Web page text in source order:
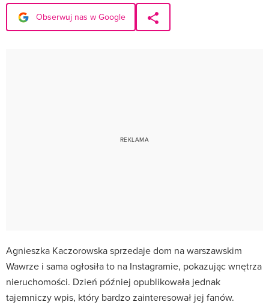
Obserwuj nas w Google
Agnieszka Kaczorowska sprzedaje dom na warszawskim
Wawrze i sama ogłosiła to na Instagramie, pokazując wnętrza
nieruchomości. Dzień później opublikowała jednak
tajemniczy wpis, który bardzo zainteresował jej fanów.